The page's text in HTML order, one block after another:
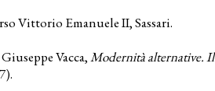
Vittorio Emanuele II, Sassari.
Vacca,Modernità alternative. Il